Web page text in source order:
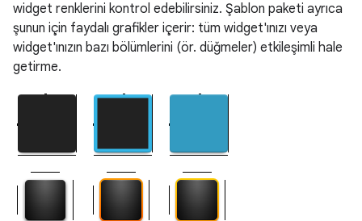
widget renklerini kontrol edebilirsiniz. Şablon paketi ayrıca
şunun için faydalı grafikler içerir: tüm widget'ınızı veya
widget'ınızın bazı bölümlerini (ör. düğmeler) etkileşimli hale
getirme.